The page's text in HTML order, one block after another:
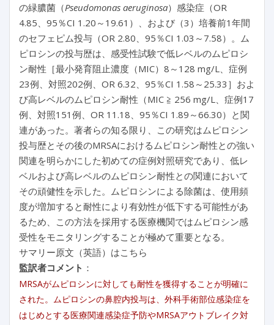
の緑膿菌（Pseudomonas aeruginosa）感染症（OR
4.85、95％CI 1.20～19.61）、および（3）培養前1年間
のセフェピム投与（OR 2.80、95％CI 1.03～7.58）。ム
ピロシンの投与歴は、感受性試験で低レベルのムピロシ
ン耐性［最小発育阻止濃度（MIC）8～128 mg/L、症例
23例、対照202例、OR 6.32、95％CI 1.58～25.33］およ
び高レベルのムピロシン耐性（MIC ≧ 256 mg/L、症例17
例、対照151例、OR 11.18、95％CI 1.89～66.30）と関
連があった。著者らの知る限り、この研究はムピロシン
投与歴とその後のMRSAにおけるムピロシン耐性との強い
関連を明らかにした初めての症例対照研究であり、低レ
ベルおよび高レベルのムピロシン耐性との関連において
その頑健性を示した。ムピロシンによる除菌は、使用頻
度が増加すると耐性により有効性が低下する可能性があ
るため、この方法を採用する医療機関ではムピロシン感
受性をモニタリングすることが極めて重要となる。
サマリー原文（英語）はこちら
監訳者コメント ：
MRSAがムピロシンに対しても耐性を獲得することが明確に
された。ムピロシンの鼻腔内投与は、外科手術部位感染症を
はじめとする医療関連感染症予防やMRSAアウトブレイク対